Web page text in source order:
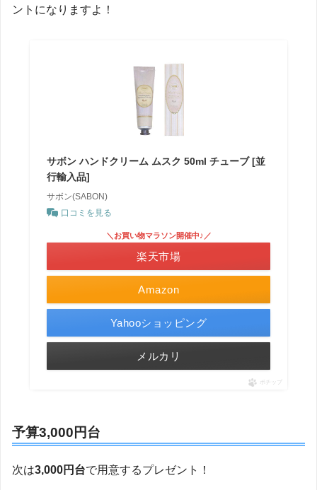
ントになりますよ！
サボン ハンドクリーム ムスク 50ml チューブ [並
行輸入品]
サボン(SABON)
口コミを見る
Amazon
＼お買い物マラソン開催中♪／
楽天市場
Yahooショッピング
メルカリ
ポチップ
予算3,000円台
次は3,000円台で用意するプレゼント！